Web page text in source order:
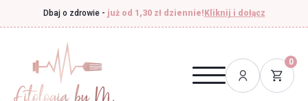
Dbaj o zdrowie - już od 1,30 zł dziennie! Kliknij i dołącz
0